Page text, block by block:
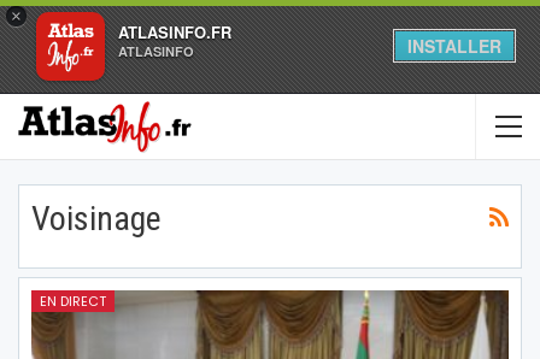
×
ATLASINFO.FR
ATLASINFO INSTALLER
Voisinage
EN DIRECT